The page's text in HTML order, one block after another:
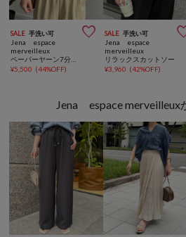
SALE 手洗い可 
Jena espace
merveilleux
¥5,500 (44%OFF)
SALE 手洗い可
Jena espace
merveilleux
リラックスカットソー
¥3,960 (42%OFF)
Jena espace merveilleux